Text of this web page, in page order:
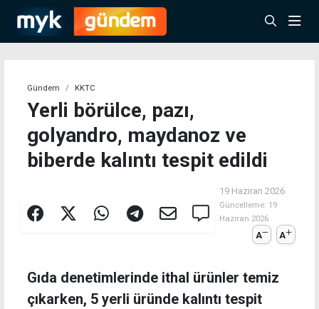
Gündem KKTC
Yerli börülce, pazı,
golyandro, maydanoz ve
biberde kalıntı tespit edildi
19 Haziran 2026
Güncelleme: 19
Haziran 2026
A A
Gıda denetimlerinde ithal ürünler temiz
çıkarken, 5 yerli üründe kalıntı tespit